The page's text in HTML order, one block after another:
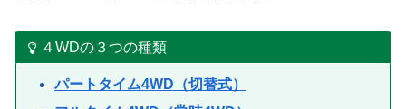
４WDの３つの種類
パートタイム4WD（切替式）